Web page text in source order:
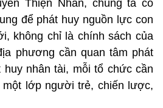
Thiện Nhân, chúng ta có
để phát huy nguồn lực con
không chỉ là chính sách của
phương cần quan tâm phát
nhân tài, mỗi tổ chức cần
một lớp người trẻ, chiến lược,